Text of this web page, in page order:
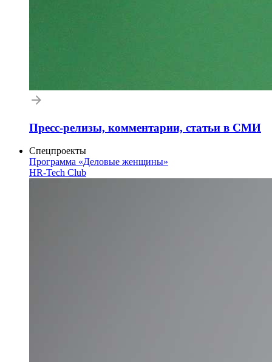
Пресс-релизы, комментарии, статьи в СМИ
Спецпроекты
Программа «Деловые женщины»
HR-Tech Club